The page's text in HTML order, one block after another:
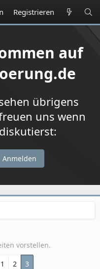
Registrieren
auf
übrigens
uns wenn
Anmelden
vorstellen.
1 2 3